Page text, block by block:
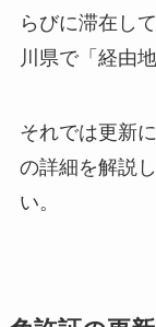
らびに滞在し
川県で「経由
それでは更新
の詳細を解説
い。